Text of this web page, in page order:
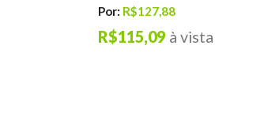
Por: R$127,88
à vista
R$115,09